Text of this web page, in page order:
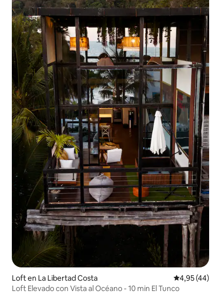
Loft en La Libertad Costa Calificación
4,95 (44)
Loft Elevado con Vista al Océano - 10 min El Tunco